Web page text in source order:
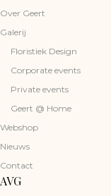
Over Geert
Galerij
Floristiek Design
Corporate events
Private events
Geert @ Home
Webshop
Nieuws
Contact
AVG